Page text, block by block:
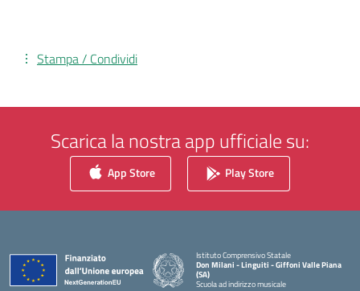
Stampa / Condividi
Scarica la nostra app ufficiale su:
App Store Play Store
Istituto Comprensivo Statale
Don Milani - Linguiti - Giffoni Valle Piana
(SA)
Scuola ad indirizzo musicale